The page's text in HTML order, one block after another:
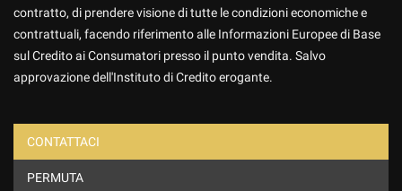
Ho letto e accetto
contratto, di prendere visione di tutte le condizioni economiche e
contrattuali, facendo riferimento alle Informazioni Europee di Base
sul Credito ai Consumatori presso il punto vendita. Salvo
approvazione dell'Instituto di Credito erogante.
CONTATTACI
PERMUTA